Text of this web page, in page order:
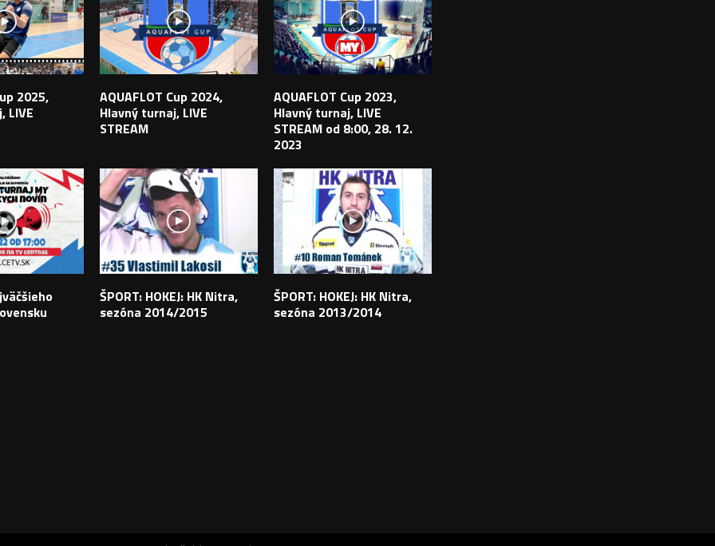
2025,
LIVE
AQUAFLOT Cup 2024,
Hlavný turnaj, LIVE
STREAM
AQUAFLOT Cup 2023,
Hlavný turnaj, LIVE
STREAM od 8:00, 28. 12.
2023
ŠPORT: HOKEJ: HK Nitra,
sezóna 2014/2015
ŠPORT: HOKEJ: HK Nitra,
sezóna 2013/2014